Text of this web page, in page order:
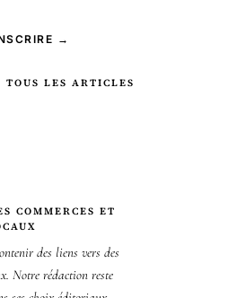
→
TOUS LES ARTICLES
COMMERCES ET
des liens vers des
Notre rédaction reste